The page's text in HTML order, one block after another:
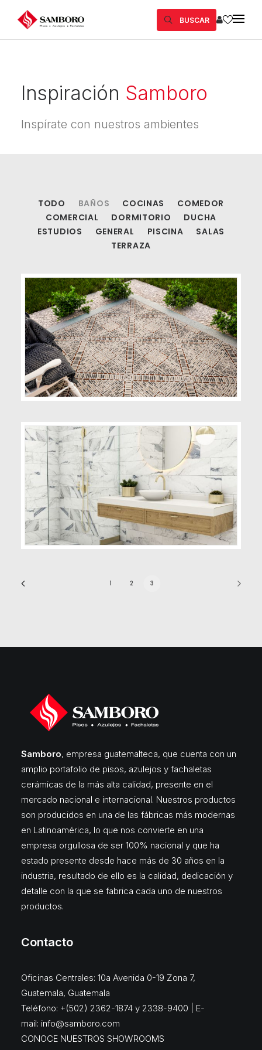
BUSCAR
Inspiración Samboro
Inspírate con nuestros ambientes
TODO BAÑOS COCINAS
COMEDOR
COMERCIAL
DORMITORIO
DUCHA
ESTUDIOS
GENERAL PISCINA
SALAS
TERRAZA
1 2 3
Samboro, empresa guatemalteca, que cuenta con un
amplio portafolio de pisos, azulejos y fachaletas
cerámicas de la más alta calidad, presente en el
mercado nacional e internacional. Nuestros productos
son producidos en una de las fábricas más modernas
en Latinoamérica, lo que nos convierte en una
empresa orgullosa de ser 100% nacional y que ha
estado presente desde hace más de 30 años en la
industria, resultado de ello es la calidad, dedicación y
detalle con la que se fabrica cada uno de nuestros
productos.
Contacto
Oficinas Centrales: 10a Avenida 0-19 Zona 7,
Guatemala, Guatemala
Teléfono: +(502) 2362-1874 y 2338-9400 | E-
mail: info@samboro.com
CONOCE NUESTROS SHOWROOMS